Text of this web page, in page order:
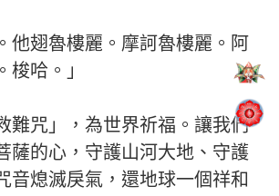
他翅魯樓麗。摩訶魯樓麗。阿
梭哈。」
難咒」，為世界祈福。讓我們
薩的心，守護山河大地、守護
音熄滅戾氣，還地球一個祥和